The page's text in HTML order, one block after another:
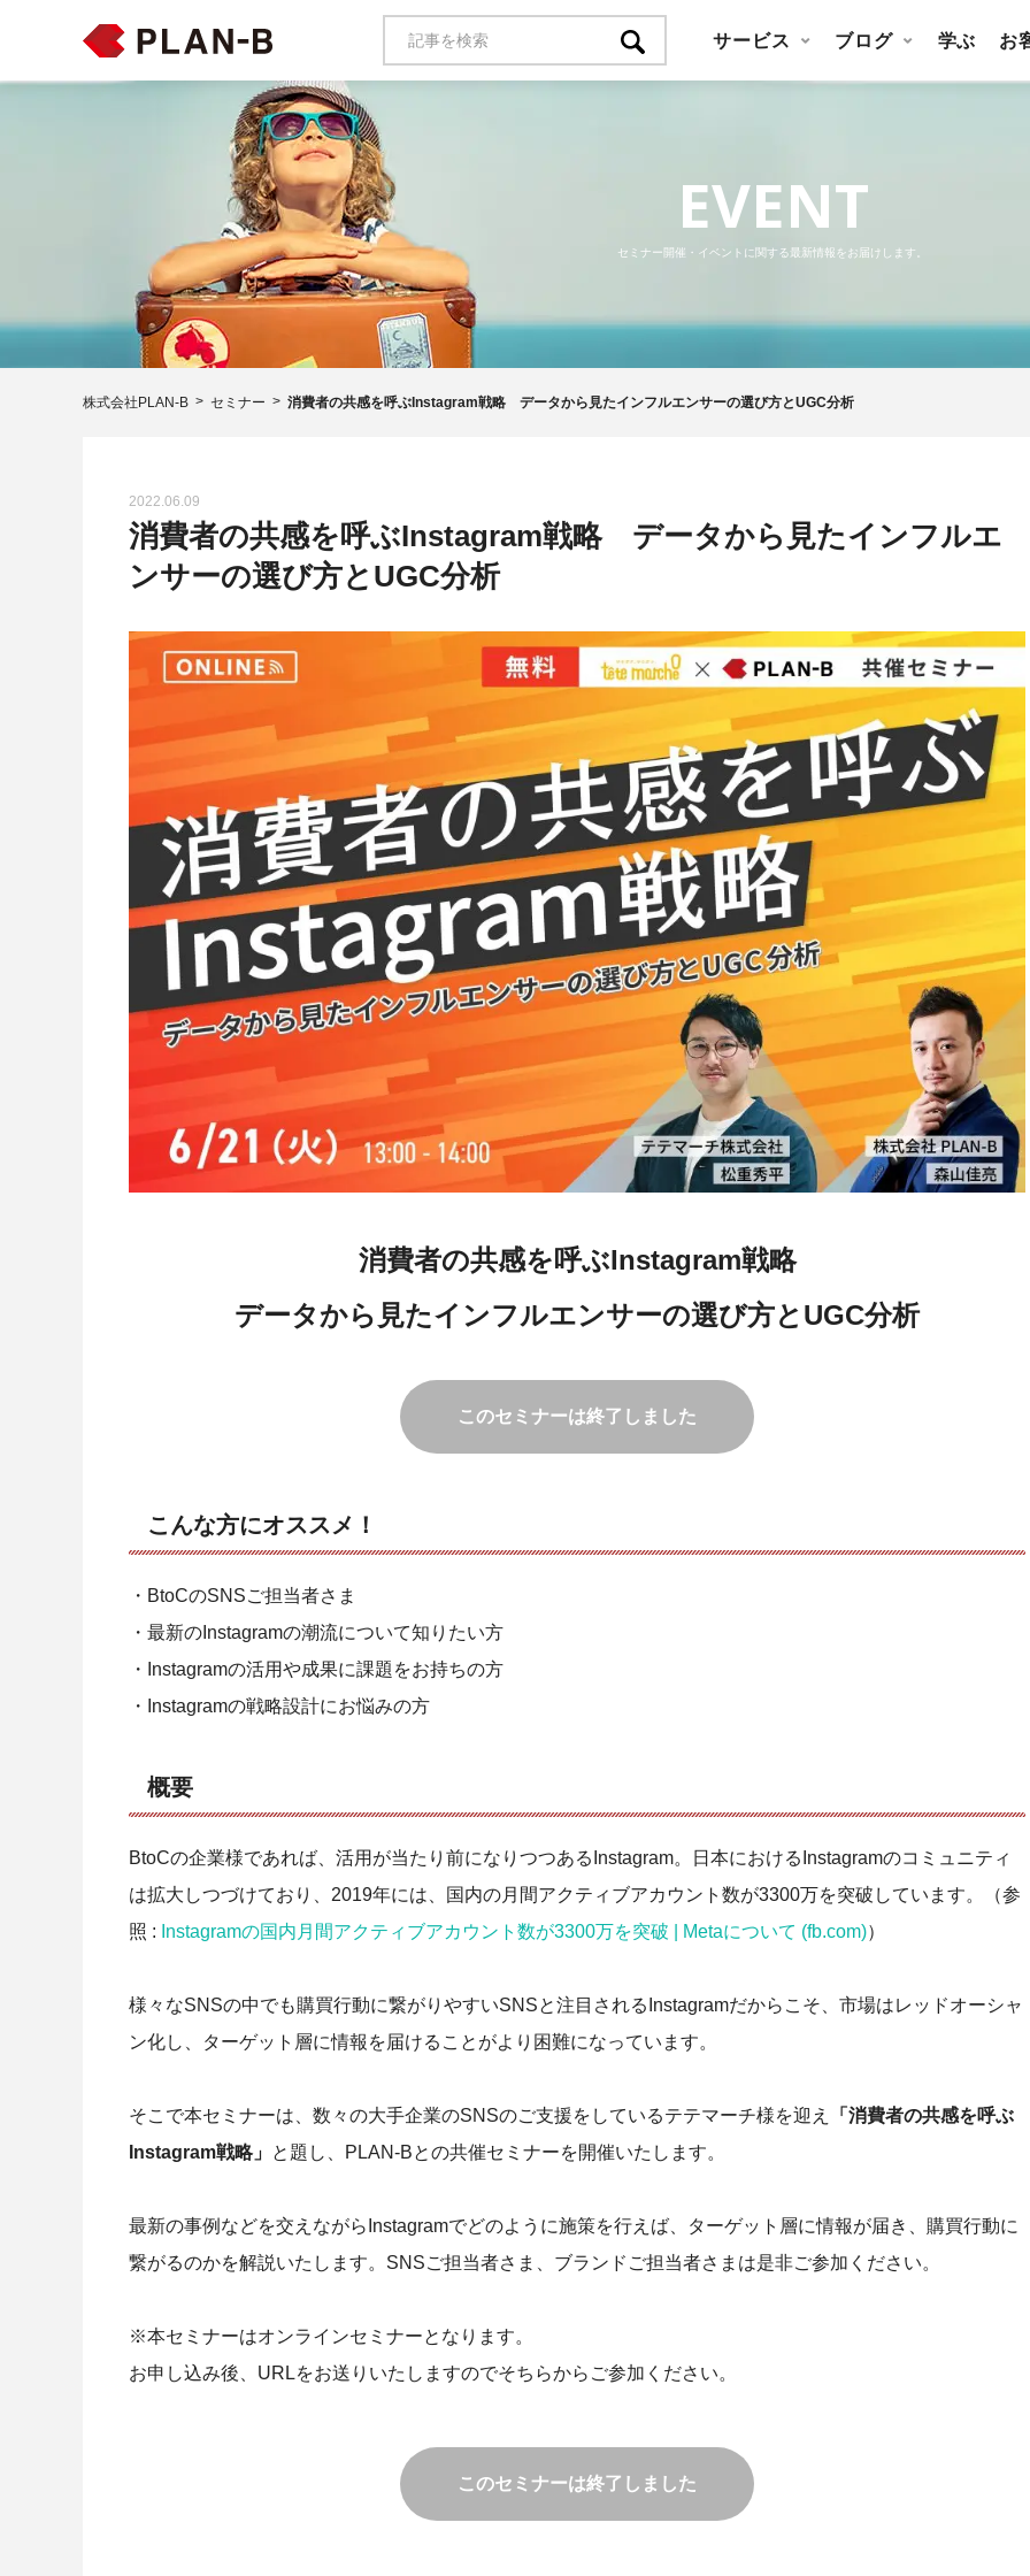
サービス ブログ 学ぶ お
EVENT
セミナー開催・イベントに関する最新情報をお届けします。
株式会社PLAN-B セミナー 消費者の共感を呼ぶInstagram戦略 データから見たインフルエンサーの選び方とUGC分析
2022.06.09
消費者の共感を呼ぶInstagram戦略 データから見たインフルエ
ンサーの選び方とUGC分析
消費者の共感を呼ぶInstagram戦略
データから見たインフルエンサーの選び方とUGC分析
このセミナーは終了しました
こんな方にオススメ！
・BtoCのSNSご担当者さま
・最新のInstagramの潮流について知りたい方
・Instagramの活用や成果に課題をお持ちの方
・Instagramの戦略設計にお悩みの方
概要
BtoCの企業様であれば、活用が当たり前になりつつあるInstagram。日本におけるInstagramのコミュニティ
は拡大しつづけており、2019年には、国内の月間アクティブアカウント数が3300万を突破しています。（参
照 : Instagramの国内月間アクティブアカウント数が3300万を突破 | Metaについて (fb.com)）
様々なSNSの中でも購買行動に繋がりやすいSNSと注目されるInstagramだからこそ、市場はレッドオーシャ
ン化し、ターゲット層に情報を届けることがより困難になっています。
そこで本セミナーは、数々の大手企業のSNSのご支援をしているテテマーチ様を迎え
「消費者の共感を呼ぶ
Instagram戦略」 と題し、PLAN-Bとの共催セミナーを開催いたします。
最新の事例などを交えながらInstagramでどのように施策を行えば、ターゲット層に情報が届き、購買行動に
繋がるのかを解説いたします。SNSご担当者さま、ブランドご担当者さまは是非ご参加ください。
※本セミナーはオンラインセミナーとなります。
お申し込み後、URLをお送りいたしますのでそちらからご参加ください。
このセミナーは終了しました